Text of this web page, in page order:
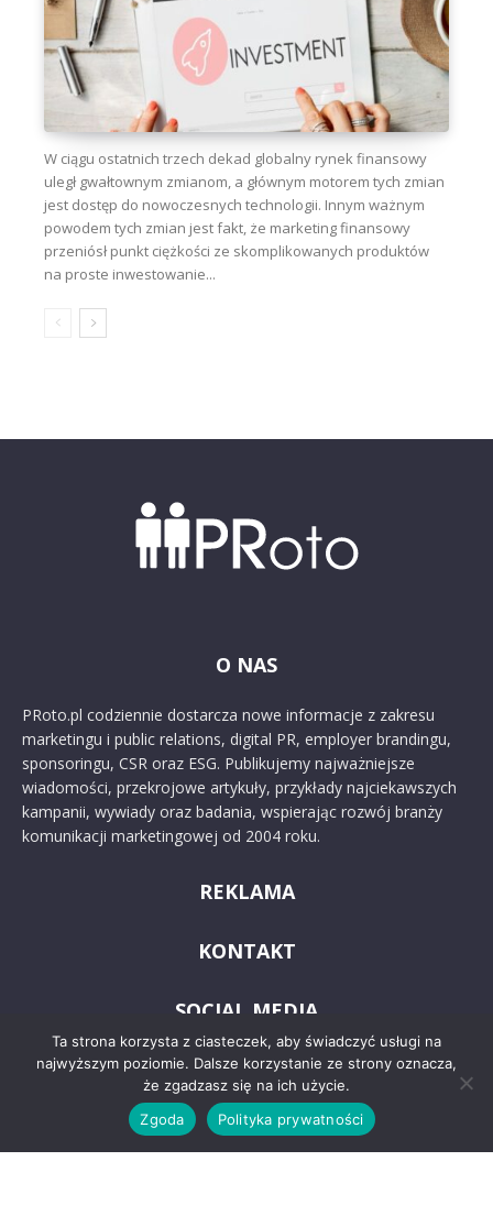
W ciągu ostatnich trzech dekad globalny rynek finansowy
uległ gwałtownym zmianom, a głównym motorem tych zmian
jest dostęp do nowoczesnych technologii. Innym ważnym
powodem tych zmian jest fakt, że marketing finansowy
przeniósł punkt ciężkości ze skomplikowanych produktów
na proste inwestowanie...
O NAS
PRoto.pl codziennie dostarcza nowe informacje z zakresu
marketingu i public relations, digital PR, employer brandingu,
sponsoringu, CSR oraz ESG. Publikujemy najważniejsze
wiadomości, przekrojowe artykuły, przykłady najciekawszych
kampanii, wywiady oraz badania, wspierając rozwój branży
komunikacji marketingowej od 2004 roku.
REKLAMA
KONTAKT
SOCIAL MEDIA
Ta strona korzysta z ciasteczek, aby świadczyć usługi na
najwyższym poziomie. Dalsze korzystanie ze strony oznacza,
że zgadzasz się na ich użycie.
Zgoda
Polityka prywatności